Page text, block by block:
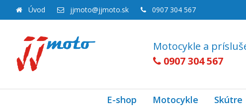
Motocykle a
0907 304 567
Úvod jjmoto@jjmoto.sk 0907 304 567
E-shop Motocykle Skútre